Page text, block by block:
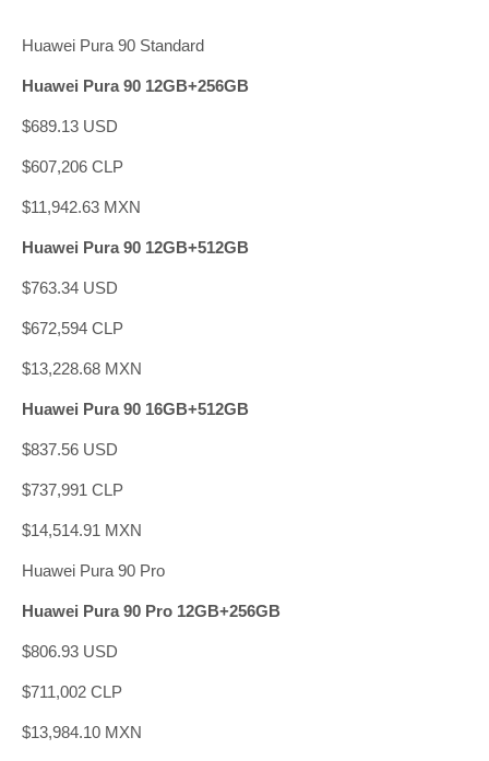
Huawei Pura 90 Standard
Huawei Pura 90 12GB+256GB
$689.13 USD
$607,206 CLP
$11,942.63 MXN
Huawei Pura 90 12GB+512GB
$763.34 USD
$672,594 CLP
$13,228.68 MXN
Huawei Pura 90 16GB+512GB
$837.56 USD
$737,991 CLP
$14,514.91 MXN
Huawei Pura 90 Pro
Huawei Pura 90 Pro 12GB+256GB
$806.93 USD
$711,002 CLP
$13,984.10 MXN